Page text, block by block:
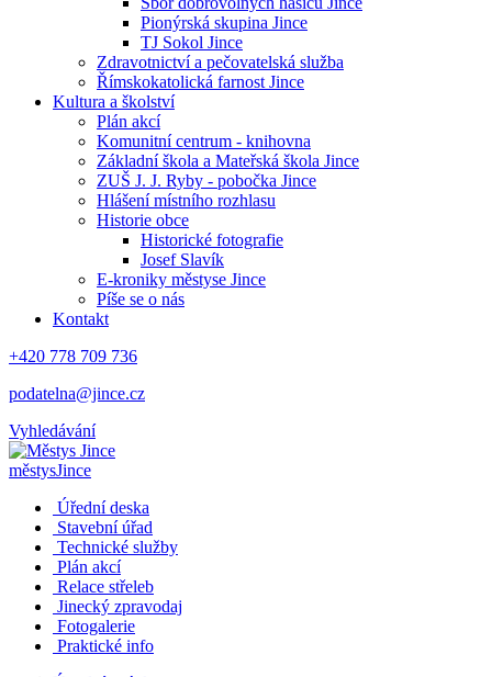
Pionýrská skupina Jince
TJ Sokol Jince
Zdravotnictví a pečovatelská služba
Římskokatolická farnost Jince
Kultura a školství
Plán akcí
Komunitní centrum - knihovna
Základní škola a Mateřská škola Jince
ZUŠ J. J. Ryby - pobočka Jince
Hlášení místního rozhlasu
Historie obce
Historické fotografie
Josef Slavík
E-kroniky městyse Jince
Píše se o nás
Kontakt
+420 778 709 736
podatelna@jince.cz
Vyhledávání
městysJince
Úřední deska
Stavební úřad
Technické služby
Plán akcí
Relace střeleb
Jinecký zpravodaj
Fotogalerie
Praktické info